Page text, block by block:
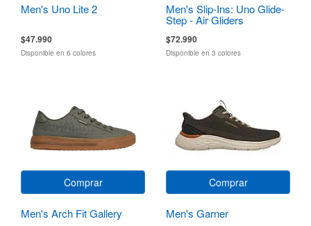
Men's Uno Lite 2
$47.990
Disponible en 6 colores
Men's Slip-Ins: Uno Glide-
Step - Air Gliders
$72.990
Disponible en 3 colores
Comprar
Men's Arch Fit Gallery
Comprar
Men's Garner